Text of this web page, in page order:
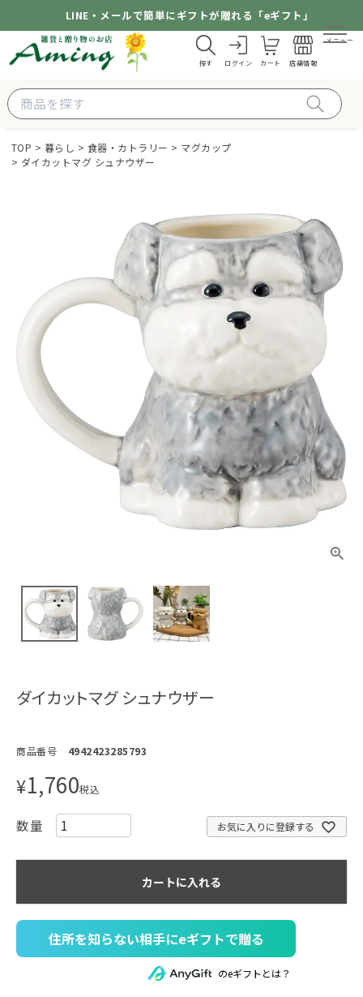
LINE・メールで簡単にギフトが贈れる「eギフト」
探す ログイン カート 店舗情報
メニュー
TOP 暮らし 食器・カトラリー
マグカップ
ダイカットマグ シュナウザー
ダイカットマグ シュナウザー
商品番号 4942423285793
¥1,760税込
お気に入りに登録する
カートに入れる
住所を知らない相手にeギフトで贈る
のeギフトとは？